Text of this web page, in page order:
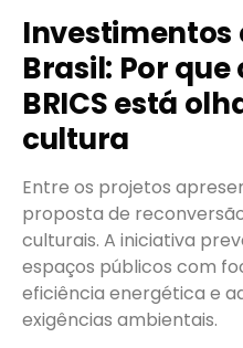
Investimentos
Brasil: Por que
BRICS está
cultura
Entre os projetos
proposta de
culturais. A iniciativa
espaços públicos com
eficiência energética e
exigências ambientais.